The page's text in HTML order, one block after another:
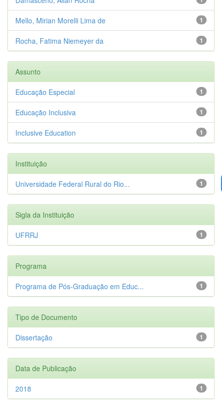
1
Mello, Mirian Morelli Lima de
1
Rocha, Fatima Niemeyer da
Assunto
1
Educação Especial
1
Educação Inclusiva
1
Inclusive Education
Instituição
1
Universidade Federal Rural do Rio...
Sigla da Instituição
1
UFRRJ
Programa
1
Programa de Pós-Graduação em Educ...
Tipo de Documento
1
Dissertação
Data de Publicação
1
2018